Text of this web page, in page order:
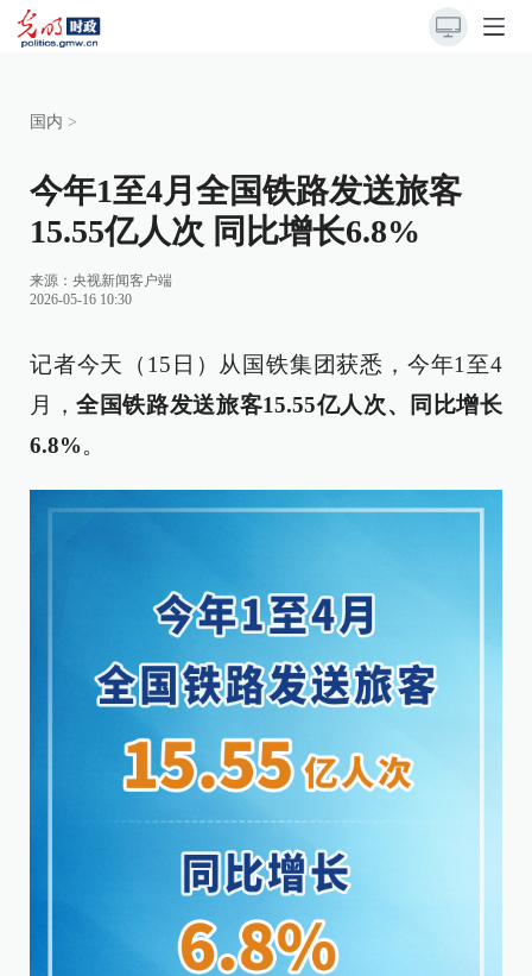
国内 >
今年1至4月全国铁路发送旅客
15.55亿人次 同比增长6.8%
来源： 央视新闻客户端
2026-05-16 10:30
记者今天（15日）从国铁集团获悉，今年1至4
月，全国铁路发送旅客15.55亿人次、同比增长
6.8%。